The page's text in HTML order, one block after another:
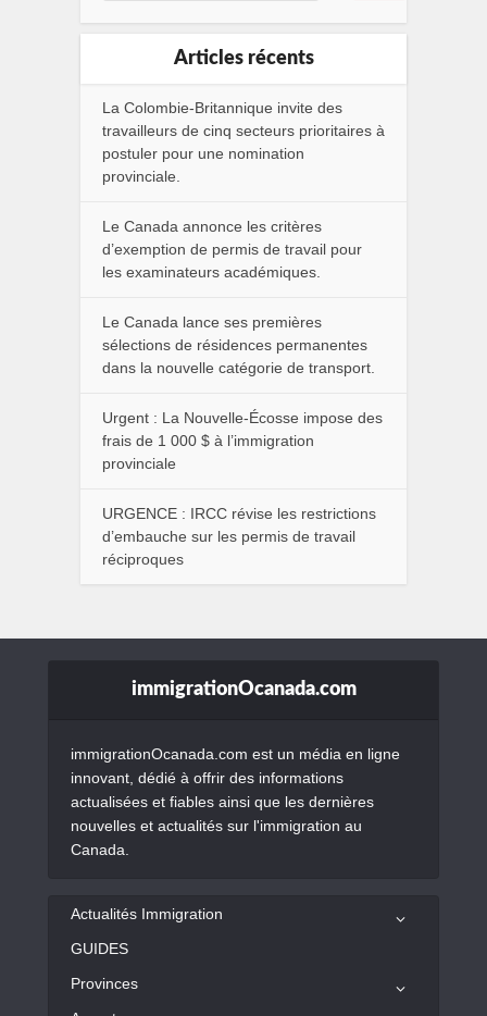
Articles récents
La Colombie-Britannique invite des
travailleurs de cinq secteurs prioritaires à
postuler pour une nomination
provinciale.
Le Canada annonce les critères
d’exemption de permis de travail pour
les examinateurs académiques.
Le Canada lance ses premières
sélections de résidences permanentes
dans la nouvelle catégorie de transport.
Urgent : La Nouvelle-Écosse impose des
frais de 1 000 $ à l’immigration
provinciale
URGENCE : IRCC révise les restrictions
d’embauche sur les permis de travail
réciproques
immigrationOcanada.com
immigrationOcanada.com est un média en ligne
innovant, dédié à offrir des informations
actualisées et fiables ainsi que les dernières
nouvelles et actualités sur l'immigration au
Canada.
Actualités Immigration
GUIDES
Provinces